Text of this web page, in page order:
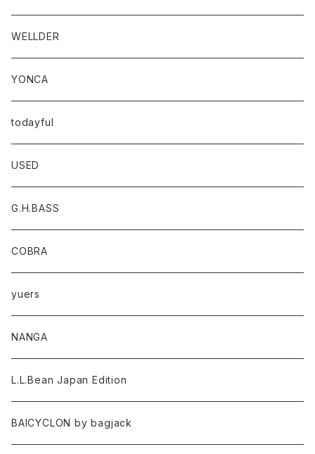
WELLDER
YONCA
todayful
USED
G.H.BASS
COBRA
yuers
NANGA
L.L.Bean Japan Edition
BAICYCLON by bagjack